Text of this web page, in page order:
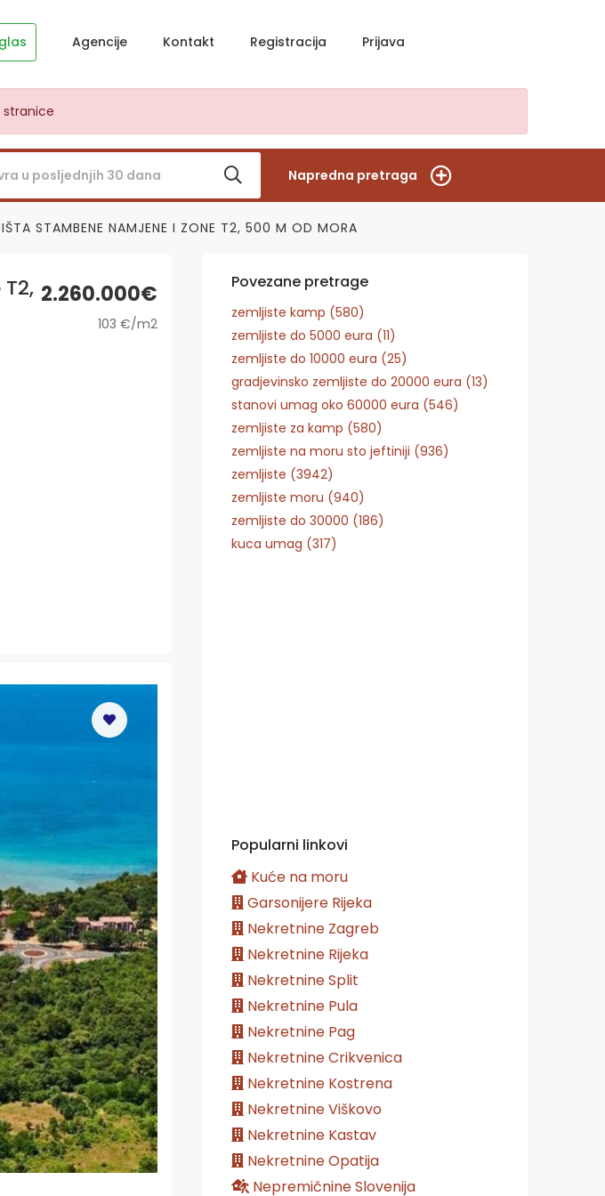
Agencije Kontakt Registracija Prijava
stranice
Napredna pretraga
STAMBENE NAMJENE I ZONE T2, 500 M OD MORA
2.260.000€
103 €/m2
Povezane pretrage
zemljiste kamp (580)
zemljiste do 5000 eura (11)
zemljiste do 10000 eura (25)
gradjevinsko zemljiste do 20000 eura (13)
stanovi umag oko 60000 eura (546)
zemljiste za kamp (580)
zemljiste na moru sto jeftiniji (936)
zemljiste (3942)
zemljiste moru (940)
zemljiste do 30000 (186)
kuca umag (317)
Popularni linkovi
Kuće na moru
Garsonijere Rijeka
Nekretnine Zagreb
Nekretnine Rijeka
Nekretnine Split
Nekretnine Pula
Nekretnine Pag
Nekretnine Crikvenica
Nekretnine Kostrena
Nekretnine Viškovo
Nekretnine Kastav
Nekretnine Opatija
Nepremičnine Slovenija